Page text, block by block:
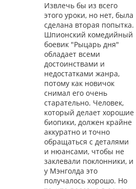
Извлечь бы из всего
этого уроки, но нет, была
сделана вторая попытка.
Шпионский комедийный
боевик "Рыцарь дня"
обладает всеми
достоинствами и
недостатками жанра,
потому как новичок
снимал его очень
старательно. Человек,
который делает хорошие
биопики, должен крайне
аккуратно и точно
обращаться с деталями
и нюансами, чтобы не
заклевали поклонники, и
у Мэнголда это
получалось хорошо. Но